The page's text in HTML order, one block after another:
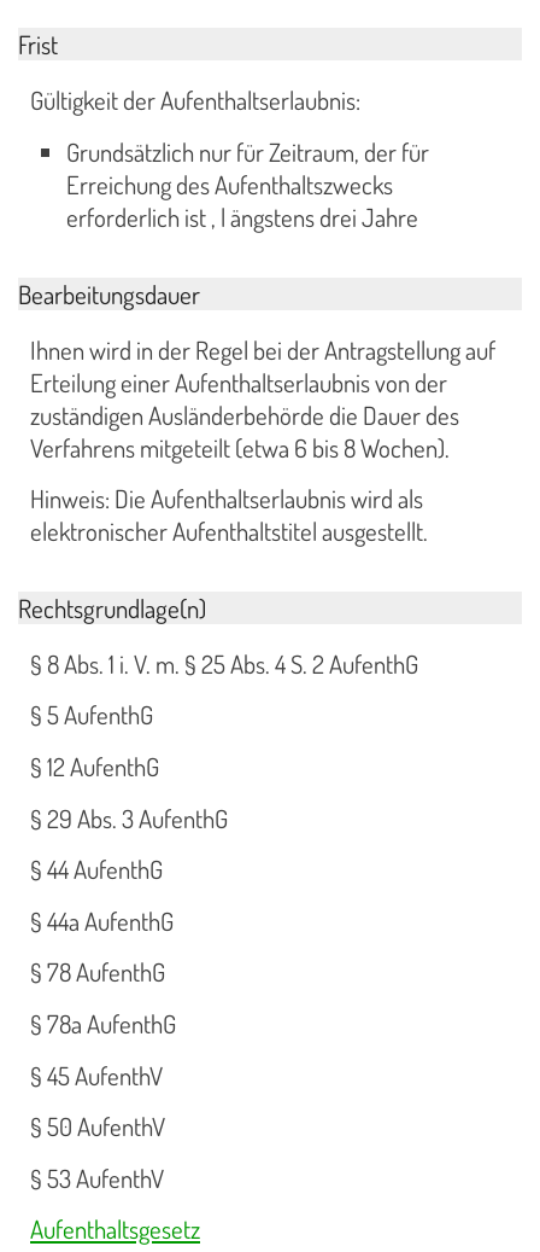
Frist
Gültigkeit der Aufenthaltserlaubnis:
Grundsätzlich nur für Zeitraum, der für
Erreichung des Aufenthaltszwecks
erforderlich ist , l ängstens drei Jahre
Bearbeitungsdauer
Ihnen wird in der Regel bei der Antragstellung auf
Erteilung einer Aufenthaltserlaubnis von der
zuständigen Ausländerbehörde die Dauer des
Verfahrens mitgeteilt (etwa 6 bis 8 Wochen).
Hinweis: Die Aufenthaltserlaubnis wird als
elektronischer Aufenthaltstitel ausgestellt.
Rechtsgrundlage(n)
§ 8 Abs. 1 i. V. m. § 25 Abs. 4 S. 2 AufenthG
§ 5 AufenthG
§ 12 AufenthG
§ 29 Abs. 3 AufenthG
§ 44 AufenthG
§ 44a AufenthG
§ 78 AufenthG
§ 78a AufenthG
§ 45 AufenthV
§ 50 AufenthV
§ 53 AufenthV
Aufenthaltsgesetz